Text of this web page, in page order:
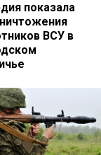
показала
ВСУ в